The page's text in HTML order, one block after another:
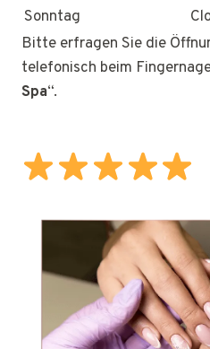
Sonntag
Bitte erfragen Sie die
telefonisch beim
Spa“.